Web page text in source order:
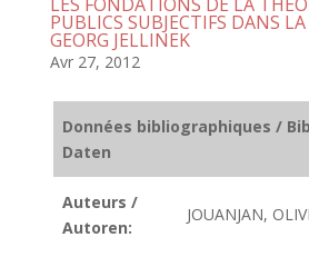
PUBLICS SUBJECTIFS DANS
GEORG JELLINEK
Avr 27, 2012
Données bibliographiques /
Daten
Auteurs /
Autoren:
JOUANJAN,